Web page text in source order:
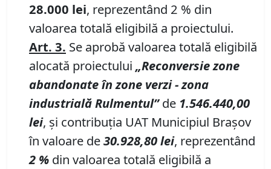
28.000 lei, reprezentând 2 % din
valoarea totală eligibilă a proiectului.
Art. 3. Se aprobă valoarea totală eligibilă
alocată proiectului „Reconversie zone
abandonate în zone verzi - zona
industrială Rulmentul”de 1.546.440,00
lei, și contribuția UAT Municipiul Brașov
în valoare de30.928,80 lei, reprezentând
2 % din valoarea totală eligibilă a